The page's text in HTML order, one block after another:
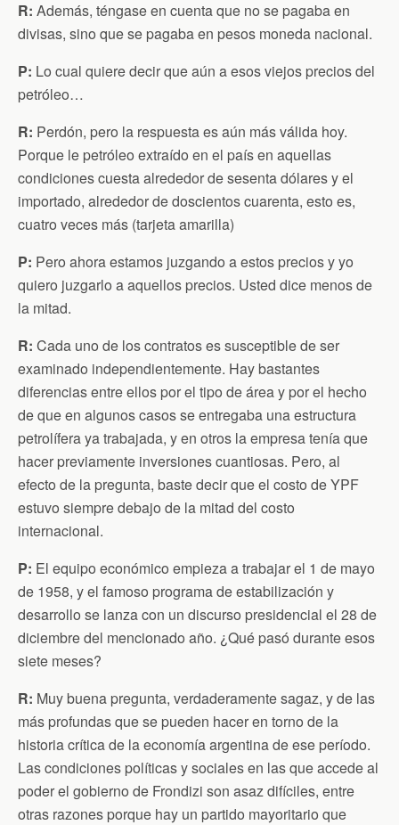
R: Además, téngase en cuenta que no se pagaba en
divisas, sino que se pagaba en pesos moneda nacional.
P: Lo cual quiere decir que aún a esos viejos precios del
petróleo…
R: Perdón, pero la respuesta es aún más válida hoy.
Porque le petróleo extraído en el país en aquellas
condiciones cuesta alrededor de sesenta dólares y el
importado, alrededor de doscientos cuarenta, esto es,
cuatro veces más (tarjeta amarilla)
P: Pero ahora estamos juzgando a estos precios y yo
quiero juzgarlo a aquellos precios. Usted dice menos de
la mitad.
R: Cada uno de los contratos es susceptible de ser
examinado independientemente. Hay bastantes
diferencias entre ellos por el tipo de área y por el hecho
de que en algunos casos se entregaba una estructura
petrolífera ya trabajada, y en otros la empresa tenía que
hacer previamente inversiones cuantiosas. Pero, al
efecto de la pregunta, baste decir que el costo de YPF
estuvo siempre debajo de la mitad del costo
internacional.
P: El equipo económico empieza a trabajar el 1 de mayo
de 1958, y el famoso programa de estabilización y
desarrollo se lanza con un discurso presidencial el 28 de
diciembre del mencionado año. ¿Qué pasó durante esos
siete meses?
R: Muy buena pregunta, verdaderamente sagaz, y de las
más profundas que se pueden hacer en torno de la
historia crítica de la economía argentina de ese período.
Las condiciones políticas y sociales en las que accede al
poder el gobierno de Frondizi son asaz difíciles, entre
otras razones porque hay un partido mayoritario que